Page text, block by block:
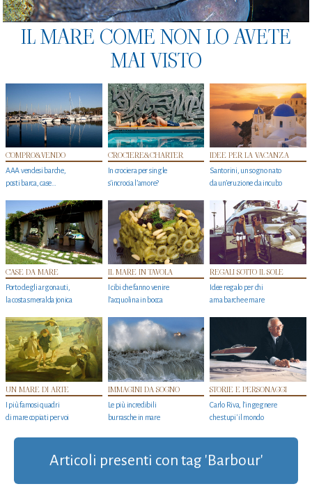
IL MARE COME NON LO AVETE
MAI VISTO
COMPRO&VENDO
AAA vendesi barche,
posti barca, case…
CROCIERE&CHARTER
In crociera per single
s'incrocia l’amore?
IDEE PER LA VACANZA
Santorini, un sogno nato
da un’eruzione da incubo
CASE DA MARE
Porto degli argonauti,
la costa smeralda jonica
IL MARE IN TAVOLA
I cibi che fanno venire
l’acquolina in bocca
REGALI SOTTO IL SOLE
Idee regalo per chi
ama barche e mare
UN MARE DI ARTE
I più famosi quadri
di mare copiati per voi
IMMAGINI DA SOGNO
Le più incredibili
burrasche in mare
STORIE E PERSONAGGI
Carlo Riva, l’ingegnere
che stupi' il mondo
Articoli presenti con tag 'Barbour'